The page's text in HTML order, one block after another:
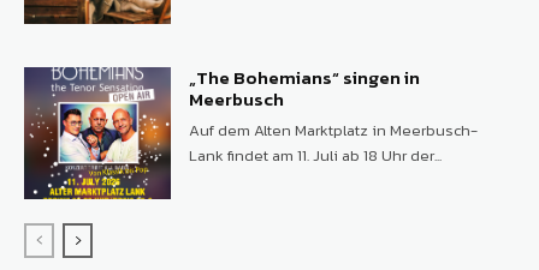
„The Bohemians“ singen in
Meerbusch
Auf dem Alten Marktplatz in Meerbusch-
Lank findet am 11. Juli ab 18 Uhr der...